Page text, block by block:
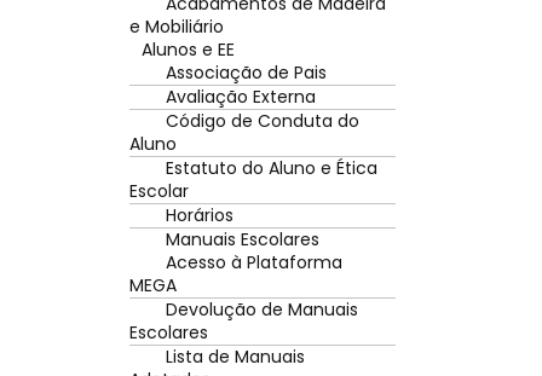
e Mobiliário
Alunos e EE
Associação de Pais
Avaliação Externa
Código de Conduta do
Aluno
Estatuto do Aluno e Ética
Escolar
Horários
Manuais Escolares
Acesso à Plataforma
MEGA
Devolução de Manuais
Escolares
Lista de Manuais